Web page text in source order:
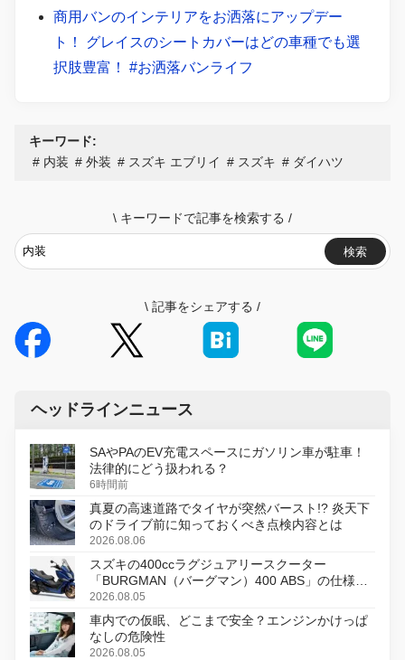
商用バンのインテリアをお洒落にアップデー
ト！ グレイスのシートカバーはどの車種でも選
択肢豊富！ #お洒落バンライフ
キーワード:
内装
外装 スズキ エブリイ スズキ ダイハツ
\ キーワードで記事を検索する /
検索
\ 記事をシェアする /
ヘッドラインニュース
SAやPAのEV充電スペースにガソリン車が駐車！
法律的にどう扱われる？
6時間前
真夏の高速道路でタイヤが突然バースト!? 炎天下
のドライブ前に知っておくべき点検内容とは
2026.08.06
スズキの400ccラグジュアリースクーター
「BURGMAN（バーグマン）400 ABS」の仕様を
変更し、8月18日に発売
2026.08.05
車内での仮眠、どこまで安全？エンジンかけっぱ
なしの危険性
2026.08.05